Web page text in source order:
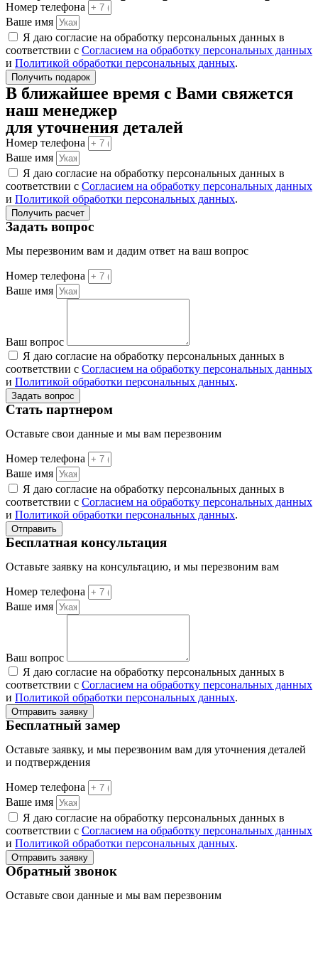
Номер телефона
Ваше имя
Я даю согласие на обработку персональных данных в
соответствии с Согласием на обработку персональных данных
и Политикой обработки персональных данных.
Получить подарок
В ближайшее время с Вами свяжется
наш менеджер
для уточнения деталей
Номер телефона
Ваше имя
Я даю согласие на обработку персональных данных в
соответствии с Согласием на обработку персональных данных
и Политикой обработки персональных данных.
Получить расчет
Задать вопрос
Мы перезвоним вам и дадим ответ на ваш вопрос
Номер телефона
Ваше имя
Ваш вопрос
Я даю согласие на обработку персональных данных в
соответствии с Согласием на обработку персональных данных
и Политикой обработки персональных данных.
Задать вопрос
Стать партнером
Оставьте свои данные и мы вам перезвоним
Номер телефона
Ваше имя
Я даю согласие на обработку персональных данных в
соответствии с Согласием на обработку персональных данных
и Политикой обработки персональных данных.
Отправить
Бесплатная консультация
Оставьте заявку на консультацию, и мы перезвоним вам
Номер телефона
Ваше имя
Ваш вопрос
Я даю согласие на обработку персональных данных в
соответствии с Согласием на обработку персональных данных
и Политикой обработки персональных данных.
Отправить заявку
Бесплатный замер
Оставьте заявку, и мы перезвоним вам для уточнения деталей
и подтверждения
Номер телефона
Ваше имя
Я даю согласие на обработку персональных данных в
соответствии с Согласием на обработку персональных данных
и Политикой обработки персональных данных.
Отправить заявку
Обратный звонок
Оставьте свои данные и мы вам перезвоним